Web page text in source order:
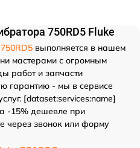
750RD5 Fluke
выполняется в нашем
мастерами с огромным
работ и запчасти
гарантию - мы в сервисе
[dataset:services:name]
-15% дешевле при
через звонок или форму